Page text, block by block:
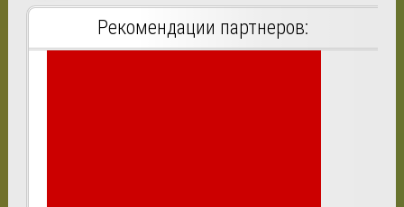
Рекомендации партнеров: